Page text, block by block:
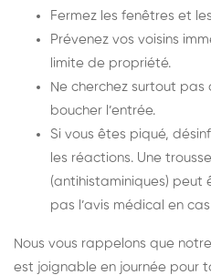
Fermez les fenêtres et
Prévenez vos voisins
limite de propriété.
Ne cherchez surtout
boucher l’entrée.
Si vous êtes piqué,
les réactions. Une
(antihistaminiques) peut
pas l’avis médical en
Nous vous rappelons que
est joignable en journée pour